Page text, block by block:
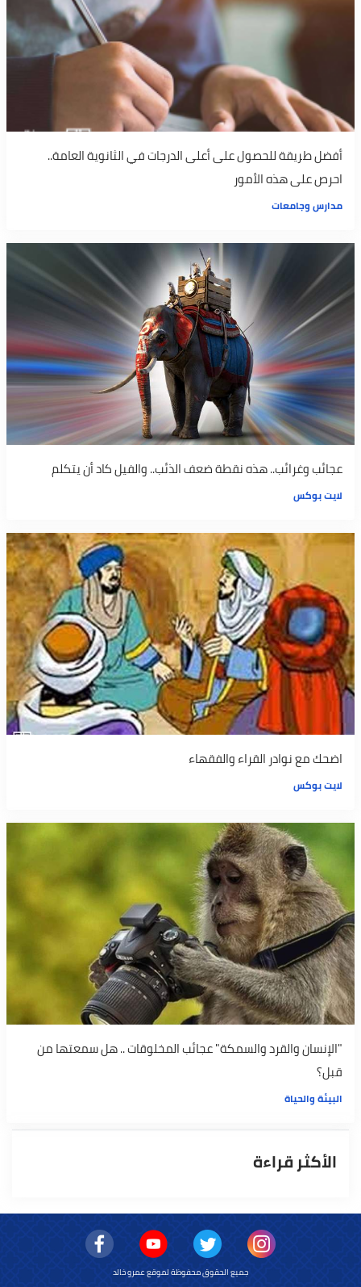
أفضل طريقة للحصول على أعلى الدرجات في الثانوية العامة..
احرص على هذه الأمور
مدارس وجامعات
عجائب وغرائب.. هذه نقطة ضعف الذئب.. والفيل كاد أن يتكلم
لايت بوكس
اضحك مع نوادر القراء والفقهاء
لايت بوكس
"الإنسان والقرد والسمكة" عجائب المخلوقات .. هل سمعتها من
قبل؟
البيئة والحياة
الأكثر قراءة
جميع الحقوق محفوظة لموقع عمرو خالد